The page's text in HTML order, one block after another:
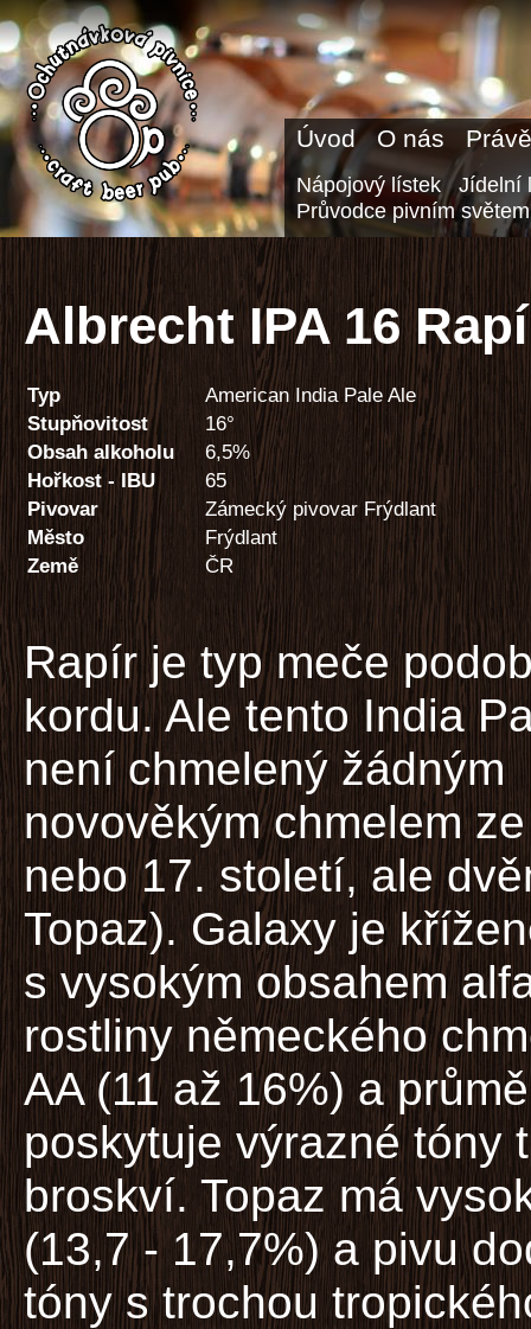
Úvod O nás
Nápojový lístek
Jídelní
Průvodce pivním světem
Albrecht IPA 16
Typ
American India Pale Ale
Stupňovitost
16°
Obsah alkoholu
6,5%
Hořkost - IBU
65
Pivovar
Zámecký pivovar Frýdlant
Město
Frýdlant
Země
ČR
Rapír je typ meče
kordu. Ale tento India
není chmelený žádným
novověkým chmelem
nebo 17. století, ale
Topaz). Galaxy je
s vysokým obsahem
rostliny německého
AA (11 až 16%) a
poskytuje výrazné tóny
broskví. Topaz má
(13,7 - 17,7%) a pivu
tóny s trochou